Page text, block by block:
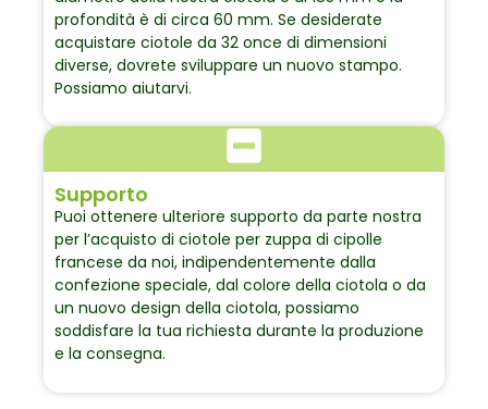
profondità è di circa 60 mm. Se desiderate
acquistare ciotole da 32 once di dimensioni
diverse, dovrete sviluppare un nuovo stampo.
Possiamo aiutarvi.
Supporto
Puoi ottenere ulteriore supporto da parte nostra
per l’acquisto di ciotole per zuppa di cipolle
francese da noi, indipendentemente dalla
confezione speciale, dal colore della ciotola o da
un nuovo design della ciotola, possiamo
soddisfare la tua richiesta durante la produzione
e la consegna.